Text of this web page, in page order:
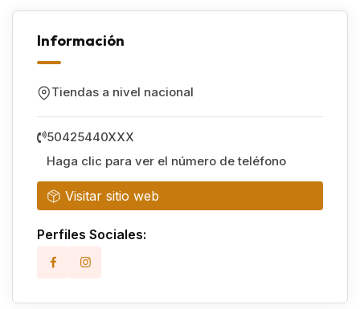
Información
Tiendas a nivel nacional
50425440XXX
Haga clic para ver el número de teléfono
Visitar sitio web
Perfiles Sociales: